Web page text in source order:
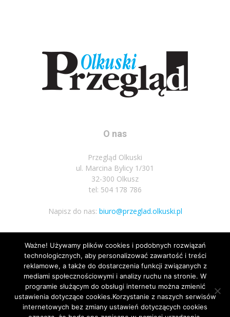
O nas
Przegląd Olkuski
ul. Marcina Bylicy 1/301
32-300 Olkusz
tel: 504 178 786
Napisz do nas: biuro@przeglad.olkuski.pl
Podążaj za nami
Ważne! Używamy plików cookies i podobnych rozwiązań
technologicznych, aby personalizować zawartość i treści
reklamowe, a także do dostarczenia funkcji związanych z
mediami społecznościowymi i analizy ruchu na stronie. W
programie służącym do obsługi internetu można zmienić
ustawienia dotyczące cookies.Korzystanie z naszych serwisów
internetowych bez zmiany ustawień dotyczących cookies